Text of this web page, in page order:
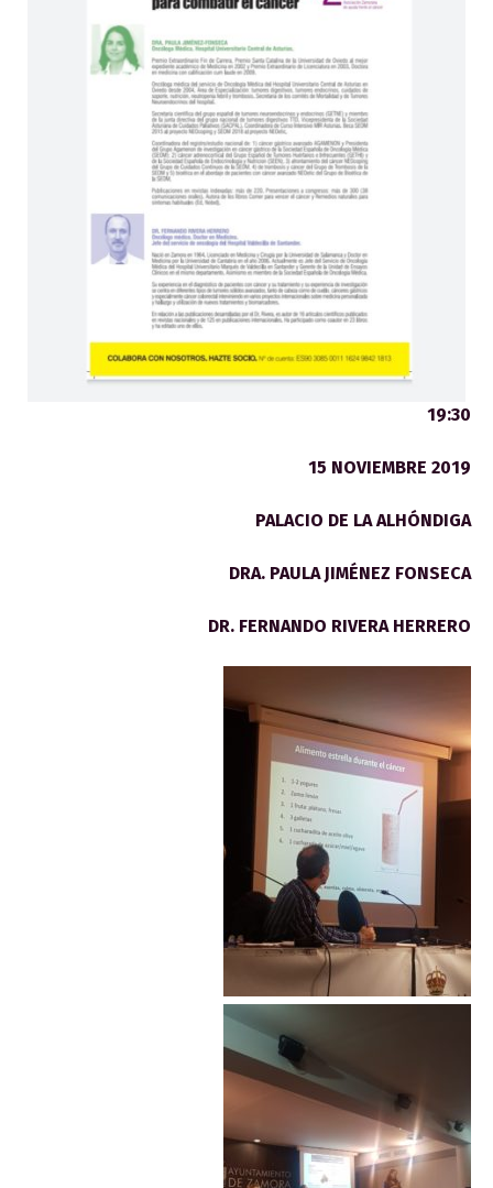
19:30
15 NOVIEMBRE 2019
PALACIO DE LA ALHÓNDIGA
DRA. PAULA JIMÉNEZ FONSECA
DR. FERNANDO RIVERA HERRERO